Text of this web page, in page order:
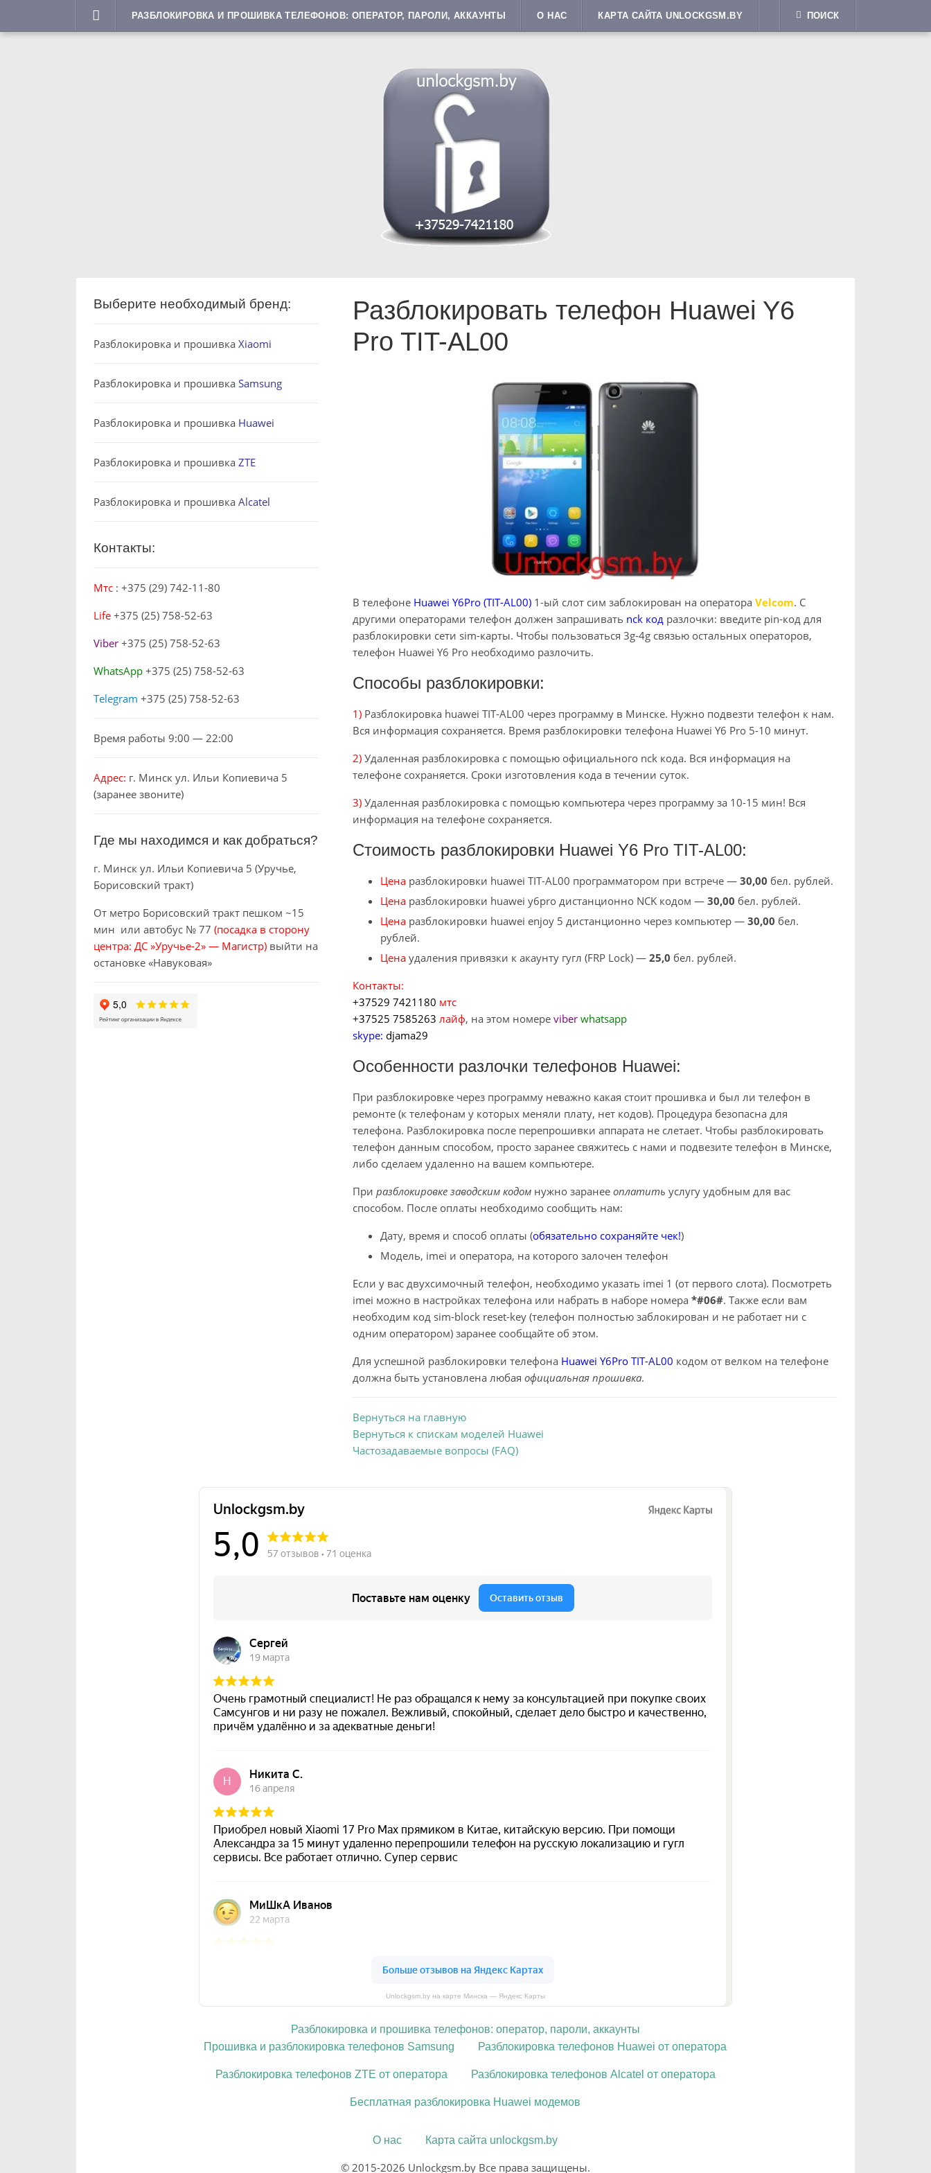
РАЗБЛОКИРОВКА И ПРОШИВКА ТЕЛЕФОНОВ: ОПЕРАТОР, ПАРОЛИ, АККАУНТЫ О НАС КАРТА САЙТА UNLOCKGSM.BY ПОИСК
Разблокировать телефон Huawei Y6
Pro TIT-AL00
В телефоне Huawei Y6Pro (TIT-AL00) 1-ый слот сим заблокирован на оператораVelcom. C
другими операторами телефон должен запрашивать nck код разлочки: введите pin-код для
разблокировки сети sim-карты. Чтобы пользоваться 3g-4g связью остальных операторов,
телефон Huawei Y6 Pro необходимо разлочить.
Способы разблокировки:
1) Разблокировка huawei TIT-AL00 через программу в Минске. Нужно подвезти телефон к нам.
Вся информация сохраняется. Время разблокировки телефона Huawei Y6 Pro 5-10 минут.
2) Удаленная разблокировка с помощью официального nck кода. Вся информация на
телефоне сохраняется. Сроки изготовления кода в течении суток.
3) Удаленная разблокировка с помощью компьютера через программу за 10-15 мин! Вся
информация на телефоне сохраняется.
Стоимость разблокировки Huawei Y6 Pro TIT-AL00:
Цена разблокировки huawei TIT-AL00 программатором при встрече —30,00 бел. рублей.
Цена разблокировки huawei y6pro дистанционно NCK кодом —30,00 бел. рублей.
Цена разблокировки huawei enjoy 5 дистанционно через компьютер —30,00 бел.
рублей.
Цена удаления привязки к акаунту гугл (FRP Lock) —25,0 бел. рублей.
Контакты:
+37529 7421180 мтс
+37525 7585263 лайф, на этом номереviber whatsapp
skype: djama29
Особенности разлочки телефонов Huawei:
При разблокировке через программу неважно какая стоит прошивка и был ли телефон в
ремонте (к телефонам у которых меняли плату, нет кодов). Процедура безопасна для
телефона. Разблокировка после перепрошивки аппарата не слетает. Чтобы разблокировать
телефон данным способом, просто заранее свяжитесь с нами и подвезите телефон в Минске,
либо сделаем удаленно на вашем компьютере.
Приразблокировке заводским кодом нужно заранееоплатить услугу удобным для вас
способом. После оплаты необходимо сообщить нам:
Дату, время и способ оплаты (обязательно сохраняйте чек!)
Модель, imei и оператора, на которого залочен телефон
Если у вас двухсимочный телефон, необходимо указать imei 1 (от первого слота). Посмотреть
imei можно в настройках телефона или набрать в наборе номера*#06#. Также если вам
необходим код sim-block reset-key (телефон полностью заблокирован и не работает ни с
одним оператором) заранее сообщайте об этом.
Для успешной разблокировки телефона Huawei Y6Pro TIT-AL00 кодом от велком на телефоне
должна быть установлена любаяофициальная прошивка.
Вернуться на главную
Вернуться к спискам моделей Huawei
Частозадаваемые вопросы (FAQ)
Выберите необходимый бренд:
Разблокировка и прошивка Xiaomi
Разблокировка и прошивка Samsung
Разблокировка и прошивка Huawei
Разблокировка и прошивка ZTE
Разблокировка и прошивка Alcatel
Контакты:
Мтс: +375 (29) 742-11-80
Life+375 (25) 758-52-63
Viber+375 (25) 758-52-63
WhatsApp+375 (25) 758-52-63
Telegram +375 (25) 758-52-63
Время работы 9:00 — 22:00
Адрес: г. Минск ул. Ильи Копиевича 5
(заранее звоните)
Где мы находимся и как добраться?
г. Минск ул. Ильи Копиевича 5 (Уручье,
Борисовский тракт)
От метро Борисовский тракт пешком ~15
мин или автобус № 77 (посадка в сторону
центра: ДС »Уручье-2» — Магистр)выйти на
остановке «Навуковая»
Unlockgsm.by на карте Минска — Яндекс Карты
Разблокировка и прошивка телефонов: оператор, пароли, аккаунты
Прошивка и разблокировка телефонов Samsung
Разблокировка телефонов Huawei от оператора
Разблокировка телефонов ZTE от оператора Разблокировка телефонов Alcatel от оператора
Бесплатная разблокировка Huawei модемов
О нас Карта сайта unlockgsm.by
© 2015-2026 Unlockgsm.by Все права защищены.